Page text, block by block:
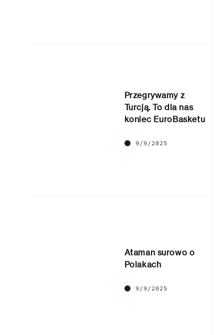
Przegrywamy z
Turcją. To dla nas
koniec EuroBasketu
9/9/2025
Ataman surowo o
Polakach
9/9/2025